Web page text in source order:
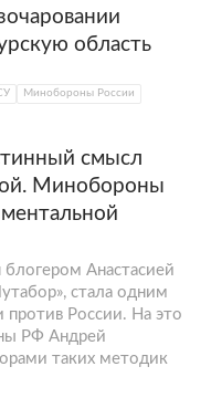
область
Минобороны России
смысл
Минобороны
блогером Анастасией
стала одним
против России. На это
РФ Андрей
таких методик